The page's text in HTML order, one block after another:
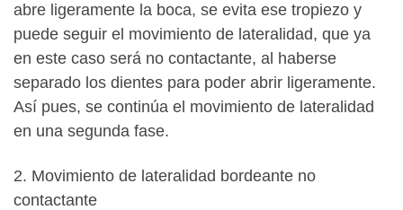
abre ligeramente la boca, se evita ese tropiezo y
puede seguir el movimiento de lateralidad, que ya
en este caso será no contactante, al haberse
separado los dientes para poder abrir ligeramente.
Así pues, se continúa el movimiento de lateralidad
en una segunda fase.
2. Movimiento de lateralidad bordeante no
contactante